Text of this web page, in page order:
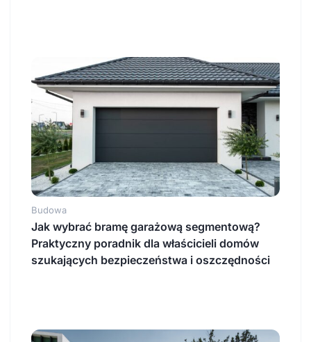
Budowa
Jak wybrać bramę garażową segmentową?
Praktyczny poradnik dla właścicieli domów
szukających bezpieczeństwa i oszczędności